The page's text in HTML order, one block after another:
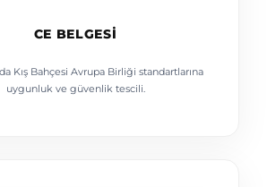
CE BELGESI
Kış Bahçesi Avrupa Birliği standartlarına
uygunluk ve güvenlik tescili.